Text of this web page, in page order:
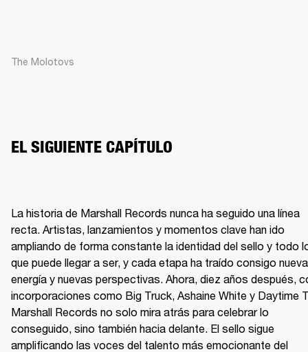
The Molotovs
EL SIGUIENTE CAPÍTULO
La historia de Marshall Records nunca ha seguido una línea
recta. Artistas, lanzamientos y momentos clave han ido
ampliando de forma constante la identidad del sello y todo
que puede llegar a ser, y cada etapa ha traído consigo nueva
energía y nuevas perspectivas. Ahora, diez años después,
incorporaciones como Big Truck, Ashaine White y Daytime
Marshall Records no solo mira atrás para celebrar lo
conseguido, sino también hacia delante. El sello sigue
amplificando las voces del talento más emocionante del